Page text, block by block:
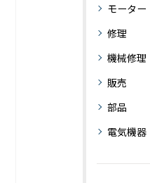
モーター
修理
機械修理
販売
部品
電気機器